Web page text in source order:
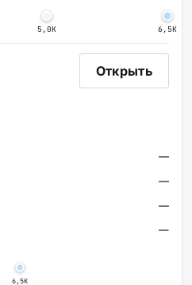
5,0К 6,5К
Открыть
—
—
—
—
6,5К